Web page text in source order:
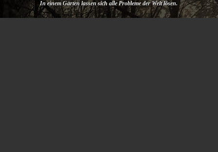
In einem Garten lassen sich alle Probleme der Welt lösen.